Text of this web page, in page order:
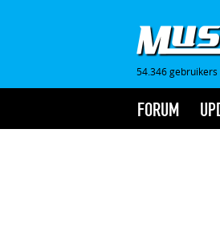
54.346 gebruikers
FORUM